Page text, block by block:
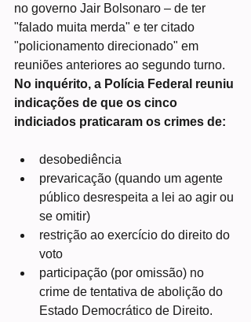
no governo Jair Bolsonaro – de ter
"falado muita merda" e ter citado
"policionamento direcionado" em
reuniões anteriores ao segundo turno.
No inquérito, a Polícia Federal reuniu
indicações de que os cinco
indiciados praticaram os crimes de:
desobediência
prevaricação (quando um agente
público desrespeita a lei ao agir ou
se omitir)
restrição ao exercício do direito do
voto
participação (por omissão) no
crime de tentativa de abolição do
Estado Democrático de Direito.